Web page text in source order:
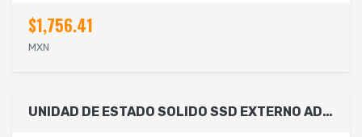
$1,756.41
MXN
UNIDAD DE ESTADO SOLIDO SSD EXTERNO ADATA SC740 500GB PORTATIL USB 3.2 GEN 2 TIPO C WINDOWS MAC ANDROID PS5 XBOX X S COLOR AZUL SC740-500G-CBU